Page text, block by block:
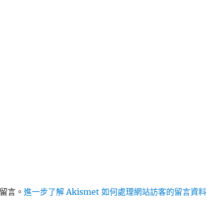
言。進一步了解 Akismet 如何處理網站訪客的留言資料